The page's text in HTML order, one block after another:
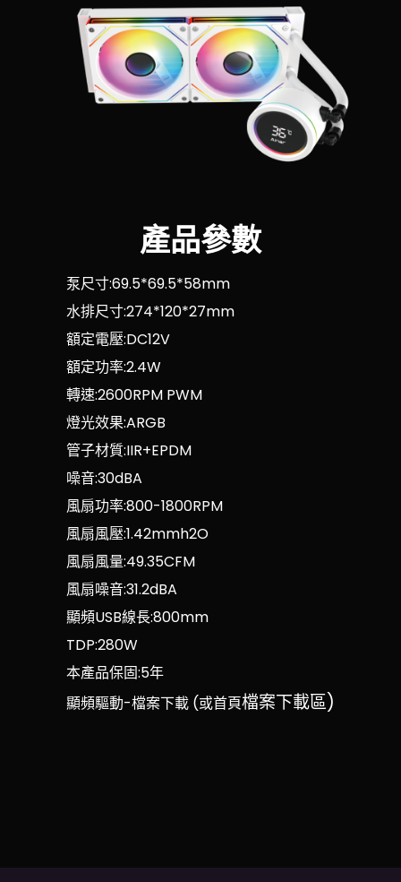
產品參數
泵尺寸:69.5*69.5*58mm
水排尺寸:274*120*27mm
額定電壓:DC12V
額定功率:2.4W
轉速:2600RPM PWM
燈光效果:ARGB
管子材質:IIR+EPDM
噪音:30dBA
風扇功率:800-1800RPM
風扇風壓:1.42mmh2O
風扇風量:49.35CFM
風扇噪音:31.2dBA
顯頻USB線長:800mm
TDP:280W
本產品保固:5年
顯頻驅動-檔案下載 (或首頁檔案下載區)